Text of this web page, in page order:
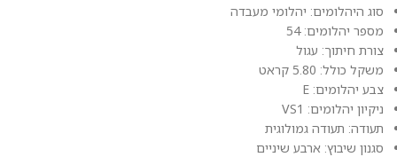
סוג היהלומים: יהלומי מעבדה
מספר יהלומים: 54
צורת חיתוך: עגול
משקל כולל: 5.80 קראט
צבע יהלומים: E
ניקיון יהלומים: VS1
תעודה: תעודה גמולוגית
סגנון שיבוץ: ארבע שיניים